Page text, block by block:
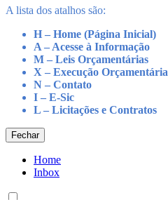
A lista dos atalhos são:
H – Home (Página Inicial)
A – Acesse à Informação
M – Leis Orçamentárias
X – Execução Orçamentária
N – Contato
I – E-Sic
L – Licitações e Contratos
Fechar
Home
Inbox